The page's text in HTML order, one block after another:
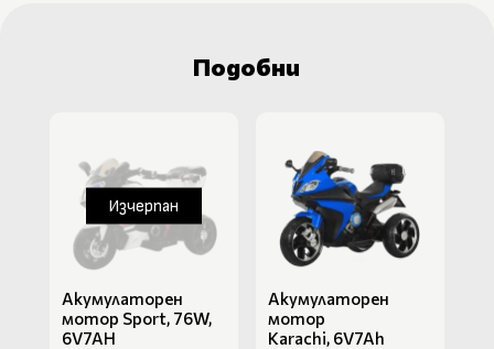
Подобни
Изчерпан
Акумулаторен
мотор Sport, 76W,
6V7AH
Акумулаторен
мотор
Karachi, 6V7Ah